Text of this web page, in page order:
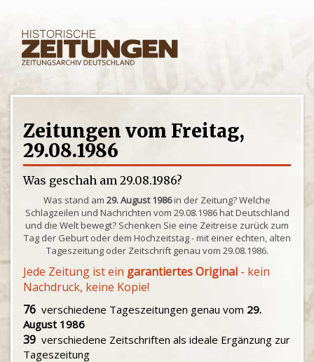
Zeitungen vom Freitag,
29.08.1986
Was geschah am 29.08.1986?
Was stand am 29. August 1986in der Zeitung? Welche
Schlagzeilen und Nachrichten vom 29.08.1986 hat Deutschland
und die Welt bewegt? Schenken Sie eine Zeitreise zurück zum
Tag der Geburt oder dem Hochzeitstag - mit einer echten, alten
Tageszeitung oder Zeitschrift genau vom 29.08.1986.
Jede Zeitung ist ein garantiertes Original - kein
Nachdruck, keine Kopie!
76 verschiedene Tageszeitungen genau vom 29.
August 1986
39 verschiedene Zeitschriften als ideale Ergänzung zur
Tageszeitung